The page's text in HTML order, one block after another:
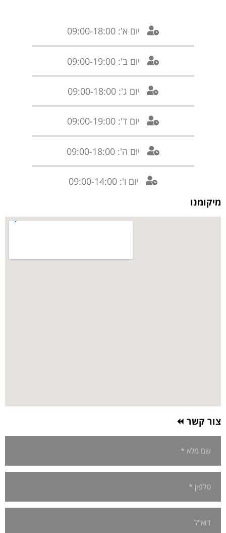
יום א': 09:00-18:00
יום ב': 09:00-19:00
יום ג': 09:00-18:00
יום ד': 09:00-19:00
יום ה': 09:00-18:00
יום ו': 09:00-14:00
מיקומנו
צור קשר ⏪